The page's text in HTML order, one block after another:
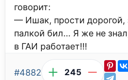
говорит:
— Ишак, прости дорогой,
палкой бил... Я же не
в ГАИ работает!!!
#4882 245